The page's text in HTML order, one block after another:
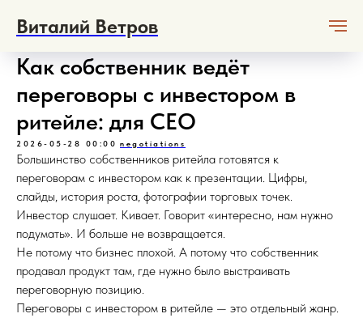
Виталий Ветров
Как собственник ведёт
переговоры с инвестором в
ритейле: для CEO
2026-05-28 00:00 negotiations
Большинство собственников ритейла готовятся к
переговорам с инвестором как к презентации. Цифры,
слайды, история роста, фотографии торговых точек.
Инвестор слушает. Кивает. Говорит «интересно, нам нужно
подумать». И больше не возвращается.
Не потому что бизнес плохой. А потому что собственник
продавал продукт там, где нужно было выстраивать
переговорную позицию.
Переговоры с инвестором в ритейле — это отдельный жанр.